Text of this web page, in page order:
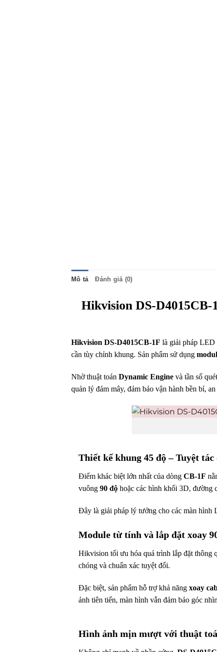
Mô tả Đánh giá (0)
Hikvision DS-
Hikvision DS-D4015CB-1F là giải pháp LED
cần tùy chỉnh khung. Sản phẩm sử dụng
Nhờ thuật toán Dynamic Engine và tần số
quản lý đám mây, đảm bảo vận hành bền bỉ,
Thiết kế khung 45 độ – Tuyệt tác
Điểm khác biệt lớn nhất của dòng CB-1F
vuông 90 độ hoặc các hình khối 3D, đường
Đây là giải pháp lý tưởng cho các màn hình
Module từ tính và lắp đặt xoay
Hikvision tối ưu hóa quá trình lắp đặt thông
chóng và chuẩn xác tuyệt đối.
Đặc biệt, sản phẩm hỗ trợ khả năng xoay
ảnh tiên tiến, màn hình vẫn đảm bảo góc
Hình ảnh mịn mượt với thuật